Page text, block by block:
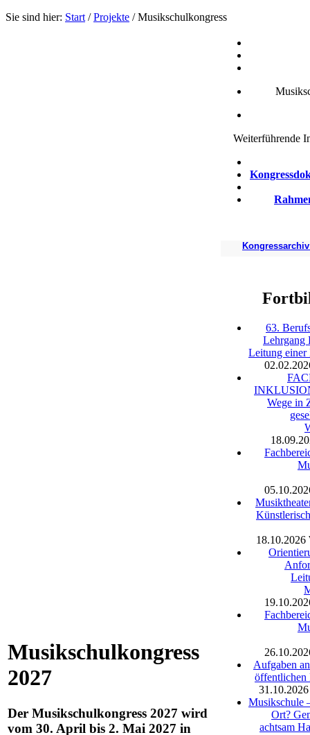
Sie sind hier: Start /Projekte /Musikschulkongress
Musikschulkongress
2027
Der Musikschulkongress 2027 wird
vom 30. April bis 2. Mai 2027 in
Weiterführende
Kongressarchiv
63.
Lehrgang
Leitung einer
Wege in
18.10.2026
Aufgaben
öffentlichen
31.10.2026
Musikschule
Ort?
achtsam